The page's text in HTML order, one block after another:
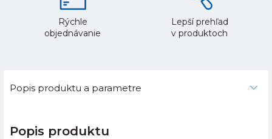
Rýchle
objednávanie
Lepší prehľad
v produktoch
Popis produktu a parametre
Popis produktu